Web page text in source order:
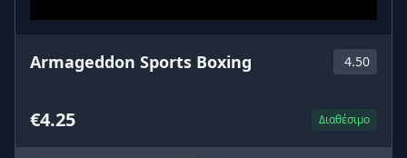
Armageddon Sports Boxing 4.50
€4.25 Διαθέσιμο